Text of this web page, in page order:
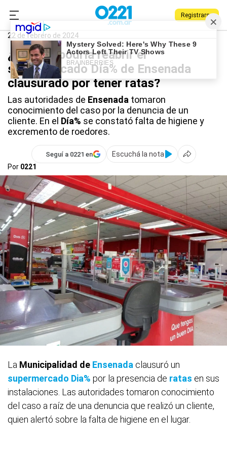
Registrarse
0221.com.ar
Dia%
22 de febrero de 2024
¿Cuándo podría reabrir el
supermercado Día% de Ensenada
clausurado por tener ratas?
Las autoridades de Ensenada tomaron
conocimiento del caso por la denuncia de un
cliente. En el Día% se constató falta de higiene y
excremento de roedores.
Seguí a 0221 en
Escuchá la nota
Por 0221
La Municipalidad de Ensenada clausuró un
supermercado Dia% por la presencia de ratas en sus
instalaciones. Las autoridades tomaron conocimiento
del caso a raíz de una denuncia que realizó un cliente,
quien alertó sobre la falta de higiene en el lugar.